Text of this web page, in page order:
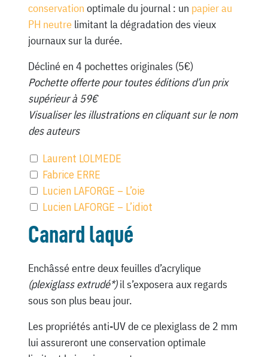
conservation optimale du journal : un papier au
PH neutrelimitant la dégradation des vieux
journaux sur la durée.
Décliné en 4 pochettes originales (5€)
Pochette offerte pour toutes éditions d’un prix
supérieur à 59€
Visualiser les illustrations en cliquant sur le nom
des auteurs
Laurent LOLMEDE
Fabrice ERRE
Lucien LAFORGE – L’oie
Lucien LAFORGE – L’idiot
Canard laqué
Enchâssé entre deux feuilles d’acrylique
(plexiglass extrudé*)il s’exposera aux regards
sous son plus beau jour.
Les propriétés anti-UV de ce plexiglass de 2 mm
lui assureront une conservation optimale